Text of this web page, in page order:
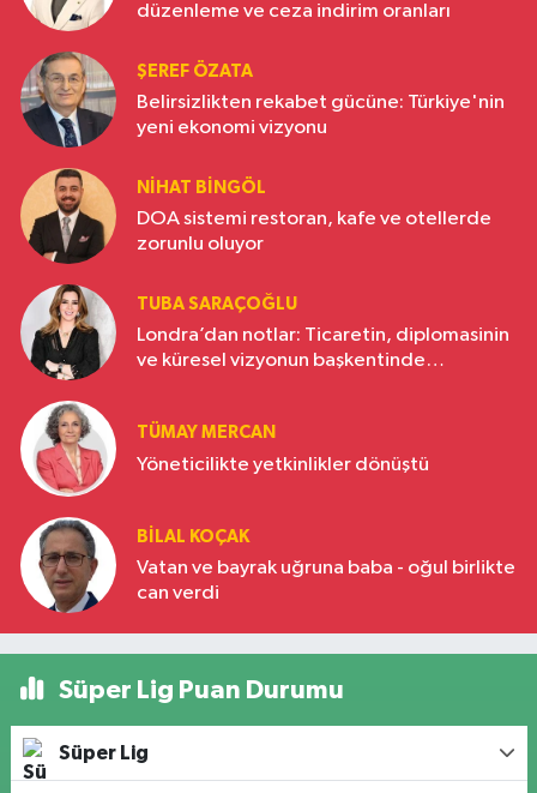
düzenleme ve ceza indirim oranları
ŞEREF ÖZATA
Belirsizlikten rekabet gücüne: Türkiye'nin
yeni ekonomi vizyonu
NIHAT BINGÖL
DOA sistemi restoran, kafe ve otellerde
zorunlu oluyor
TUBA SARAÇOĞLU
Londra’dan notlar: Ticaretin, diplomasinin
ve küresel vizyonun başkentinde
TÜMAY MERCAN
Yöneticilikte yetkinlikler dönüştü
BILAL KOÇAK
Vatan ve bayrak uğruna baba - oğul birlikte
can verdi
Süper Lig Puan Durumu
Süper Lig